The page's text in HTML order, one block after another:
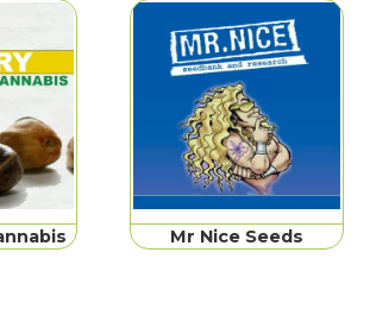
Mr Nice Seeds